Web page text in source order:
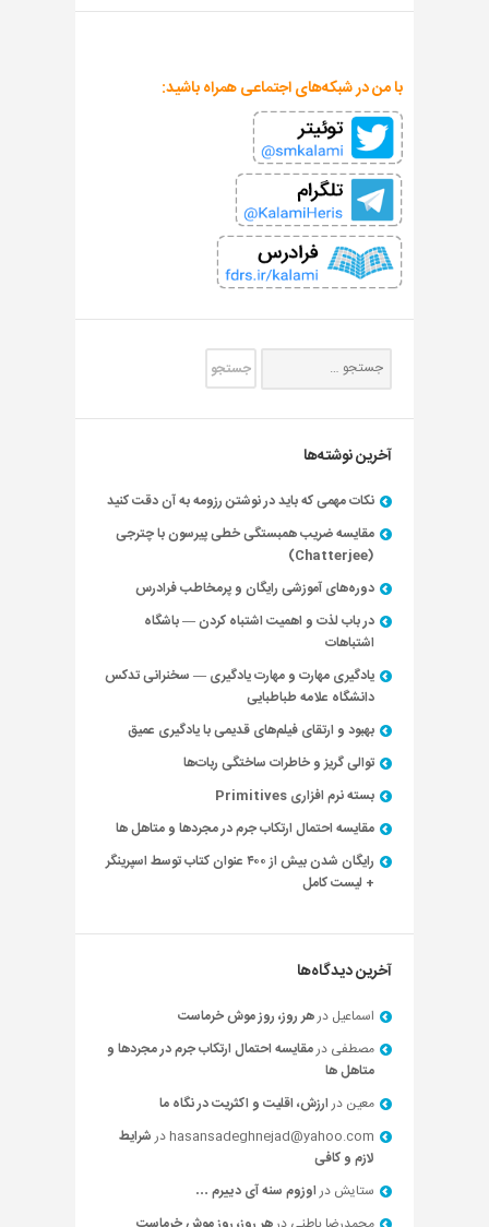
با من در شبکه‌های اجتماعی همراه باشید:
آخرین نوشته‌ها
نکات مهمی که باید در نوشتن رزومه به آن دقت کنید
مقایسه ضریب همبستگی خطی پیرسون با چترجی
(Chatterjee)
دوره‌های آموزشی رایگان و پرمخاطب فرادرس
در باب لذت و اهمیت اشتباه کردن — باشگاه
اشتباهات
یادگیری مهارت و مهارت یادگیری — سخنرانی تدکس
دانشگاه علامه طباطبایی
بهبود و ارتقای فیلم‌های قدیمی با یادگیری عمیق
توالی گریز و خاطرات ساختگی ربات‌ها
بسته نرم افزاری Primitives
مقایسه احتمال ارتکاب جرم در مجردها و متاهل ها
رایگان شدن بیش از ۴۰۰ عنوان کتاب توسط اسپرینگر
+ لیست کامل
آخرین دیدگاه‌ها
اسماعیل درهر روز، روز موش خرماست
مصطفی درمقایسه احتمال ارتکاب جرم در مجردها و
متاهل ها
معین درارزش، اقلیت و اکثریت در نگاه ما
hasansadeghnejad@yahoo.com درشرایط
لازم و کافی
ستایش دراوزوم سنه آی دییرم …